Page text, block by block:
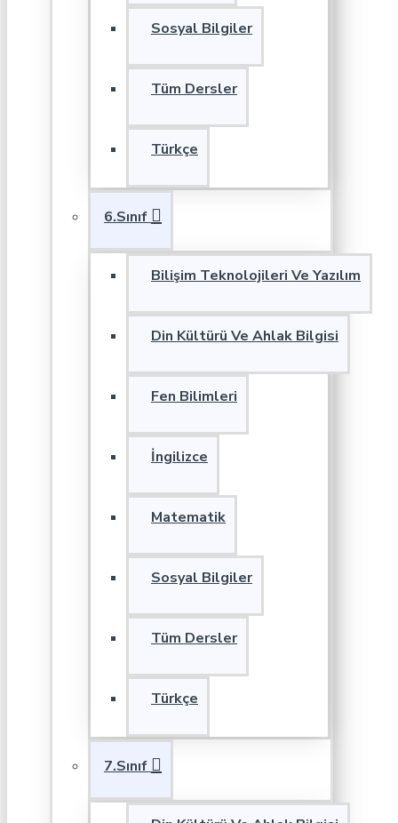
Sosyal Bilgiler
Tüm Dersler
Türkçe
6.Sınıf
Bilişim Teknolojileri Ve Yazılım
Din Kültürü Ve Ahlak Bilgisi
Fen Bilimleri
İngilizce
Matematik
Sosyal Bilgiler
Tüm Dersler
Türkçe
7.Sınıf